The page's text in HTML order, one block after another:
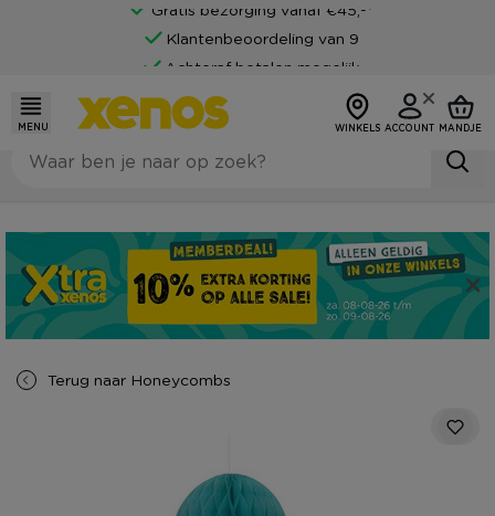
Gratis bezorging vanaf €45,-*
Klantenbeoordeling van 9
Achteraf betalen mogelijk
MENU WINKELS ACCOUNT MANDJE
Terug naar Honeycombs